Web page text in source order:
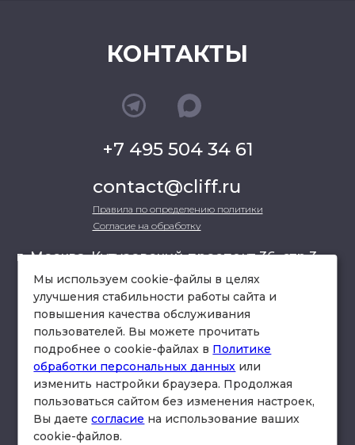
КОНТАКТЫ
+7 495 504 34 61
contact@cliff.ru
Правила по определению политики
Согласие на обработку
г. Москва, Кутузовский проспект 36, стр.3 ,
офис 301
схема проезда
Мы используем cookie-файлы в целях
улучшения стабильности работы сайта и
повышения качества обслуживания
пользователей. Вы можете прочитать
подробнее о cookie-файлах в Политике
обработки персональных данных или
изменить настройки браузера. Продолжая
пользоваться сайтом без изменения настроек,
Вы даетесогласие на использование ваших
cookie-файлов.